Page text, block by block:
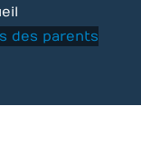
des parents